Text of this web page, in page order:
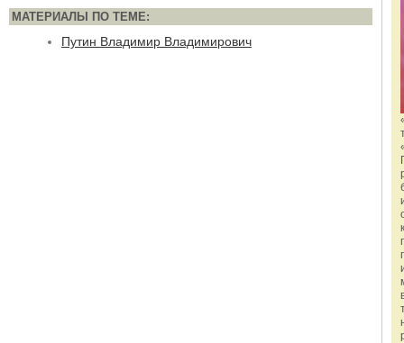
МАТЕРИАЛЫ ПО ТЕМЕ:
Путин Владимир Владимирович